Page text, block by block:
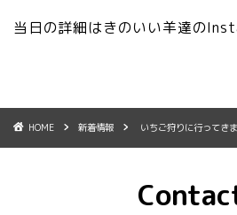
当日の詳細はきのいい羊達の
HOME 新着情報 いちご狩りに行ってき